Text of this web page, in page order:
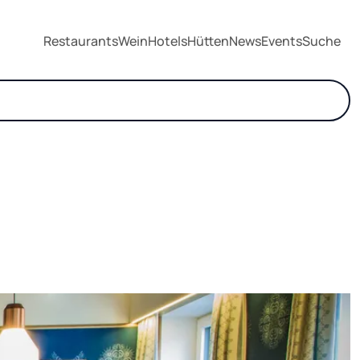
RestaurantsWeinHotelsHüttenNewsEventsSuche